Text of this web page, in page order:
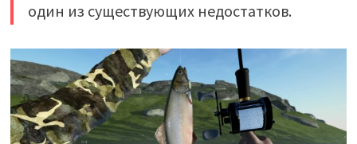
один из существующих недостатков.